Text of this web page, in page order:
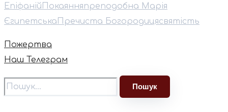
Епіфаній Покаянняпреподобна Марія
Єгипетська Пречиста Богородицясвятість
Пожертва
Наш Телеграм